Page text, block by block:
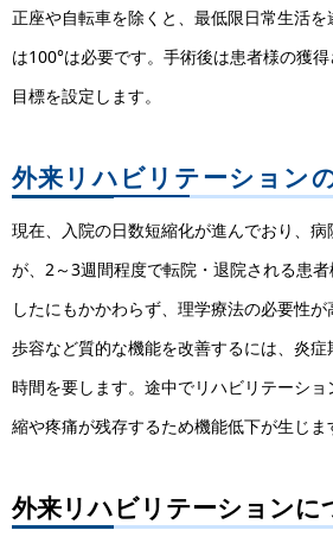
正座や自転車を除くと、最低限日常生活
は100°は必要です。手術後は患者様の獲
目標を設定します。
外来リハビリテーション
現在、入院の日数短縮化が進んでおり、
が、2～3週間程度で転院・退院される患
したにもかかわらず、理学療法の必要性
歩容など質的な機能を改善するには、炎
時間を要します。途中でリハビリテーシ
縮や疼痛が残存するため機能低下が生じま
外来リハビリテーションに